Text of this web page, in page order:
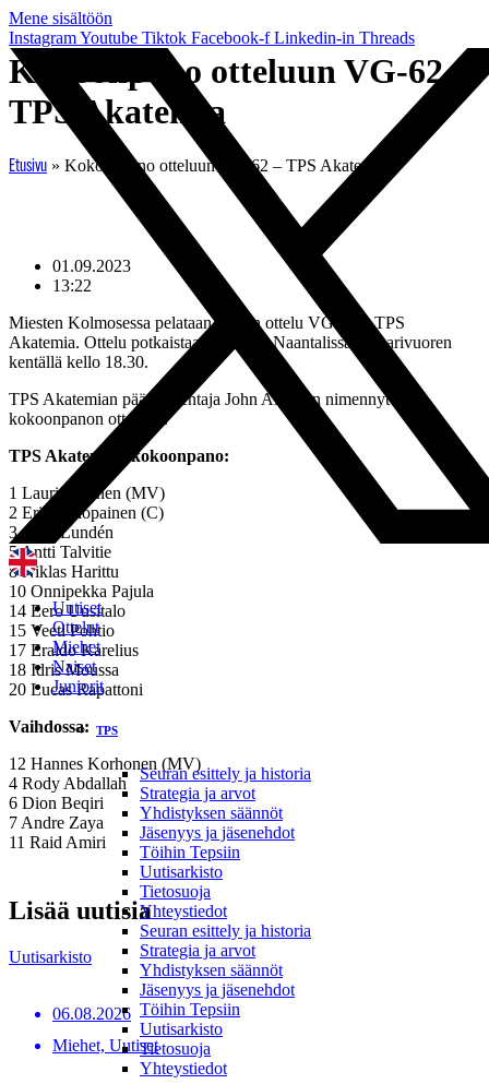
Mene sisältöön
InstagramYoutube Tiktok Facebook-f Linkedin-in Threads
Uutiset
Ottelut
Miehet
Naiset
Juniorit
TPS
Seuran esittely ja historia
Strategia ja arvot
Yhdistyksen säännöt
Jäsenyys ja jäsenehdot
Töihin Tepsiin
Uutisarkisto
Tietosuoja
Yhteystiedot
Seuran esittely ja historia
Strategia ja arvot
Yhdistyksen säännöt
Jäsenyys ja jäsenehdot
Töihin Tepsiin
Uutisarkisto
Tietosuoja
Yhteystiedot
Kokoonpano otteluun VG-62 –
TPS Akatemia
Etusivu » Kokoonpano otteluun VG-62 – TPS Akatemia
01.09.2023
13:22
Miesten Kolmosessa pelataan tänään ottelu VG-62 – TPS
Akatemia. Ottelu potkaistaan käyntiin Naantalissa Kuparivuoren
kentällä kello 18.30.
TPS Akatemian päävalmentaja John Allen on nimennyt
kokoonpanon otteluun.
TPS Akatemian kokoonpano:
1 Lauri Järvinen (MV)
2 Erik Holopainen (C)
3 Antti Lundén
5 Antti Talvitie
8 Niklas Harittu
10 Onnipekka Pajula
14 Eero Uusitalo
15 Veeti Pohtio
17 Eraldo Karelius
18 Idris Moussa
20 Lucas Rapattoni
Vaihdossa:
12 Hannes Korhonen (MV)
4 Rody Abdallah
6 Dion Beqiri
7 Andre Zaya
11 Raid Amiri
Lisää uutisia
Uutisarkisto
06.08.2026
Miehet, Uutiset